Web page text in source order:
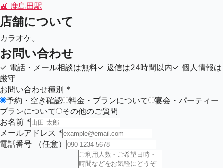
🚉 鹿島田駅
店舗について
カラオケ。
お問い合わせ
✓ 電話・メール相談は無料✓ 返信は24時間以内✓ 個人情報は
厳守
お問い合わせ種別 *
予約・空き確認
料金・プランについて
宴会・パーティー
プランについて
その他のご質問
お名前 *
メールアドレス *
電話番号
（任意）